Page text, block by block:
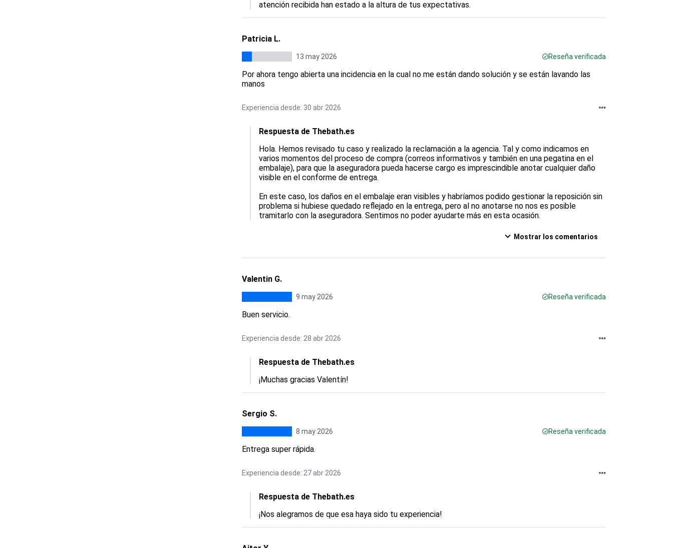
atención recibida han estado a la altura de tus expectativas.
Patricia L.
13 may 2026 Reseña verificada
Por ahora tengo abierta una incidencia en la cual no me están dando solución y se están lavando las
manos
Experiencia desde: 30 abr 2026
Respuesta de Thebath.es
Hola. Hemos revisado tu caso y realizado la reclamación a la agencia. Tal y como indicamos en
varios momentos del proceso de compra (correos informativos y también en una pegatina en el
embalaje), para que la aseguradora pueda hacerse cargo es imprescindible anotar cualquier daño
visible en el conforme de entrega.
En este caso, los daños en el embalaje eran visibles y habríamos podido gestionar la reposición sin
problema si hubiese quedado reflejado en la entrega, pero al no anotarse no nos es posible
tramitarlo con la aseguradora. Sentimos no poder ayudarte más en esta ocasión.
Mostrar los comentarios
Valentin G.
9 may 2026 Reseña verificada
Buen servicio.
Experiencia desde: 28 abr 2026
Respuesta de Thebath.es
¡Muchas gracias Valentín!
Sergio S.
8 may 2026 Reseña verificada
Entrega super rápida.
Experiencia desde: 27 abr 2026
Respuesta de Thebath.es
¡Nos alegramos de que esa haya sido tu experiencia!